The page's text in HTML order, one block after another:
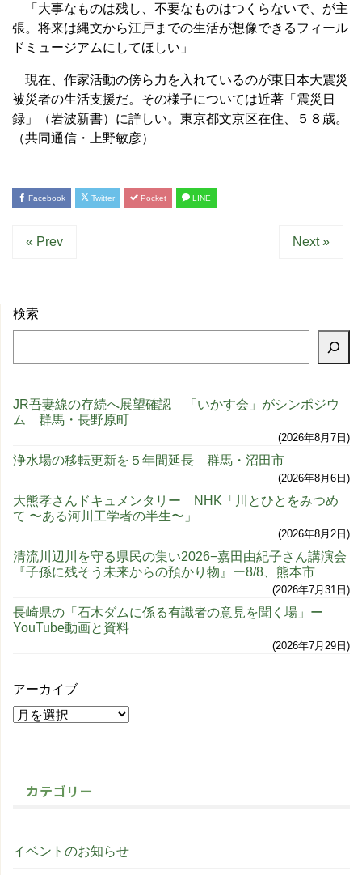
「大事なものは残し、不要なものはつくらないで、が主
張。将来は縄文から江戸までの生活が想像できるフィール
ドミュージアムにしてほしい」
現在、作家活動の傍ら力を入れているのが東日本大震災
被災者の生活支援だ。その様子については近著「震災日
録」（岩波新書）に詳しい。東京都文京区在住、５８歳。
（共同通信・上野敏彦）
Facebook Twitter Pocket LINE
« Prev Next »
検索
JR吾妻線の存続へ展望確認 「いかす会」がシンポジウ
ム 群馬・長野原町
2026年8月7日
浄水場の移転更新を５年間延長 群馬・沼田市
2026年8月6日
大熊孝さんドキュメンタリー NHK「川とひとをみつめ
て 〜ある河川工学者の半生〜」
2026年8月2日
清流川辺川を守る県民の集い2026−嘉田由紀子さん講演会
『子孫に残そう未来からの預かり物』ー8/8、熊本市
2026年7月31日
長崎県の「石木ダムに係る有識者の意見を聞く場」ー
YouTube動画と資料
2026年7月29日
アーカイブ
カテゴリー
イベントのお知らせ